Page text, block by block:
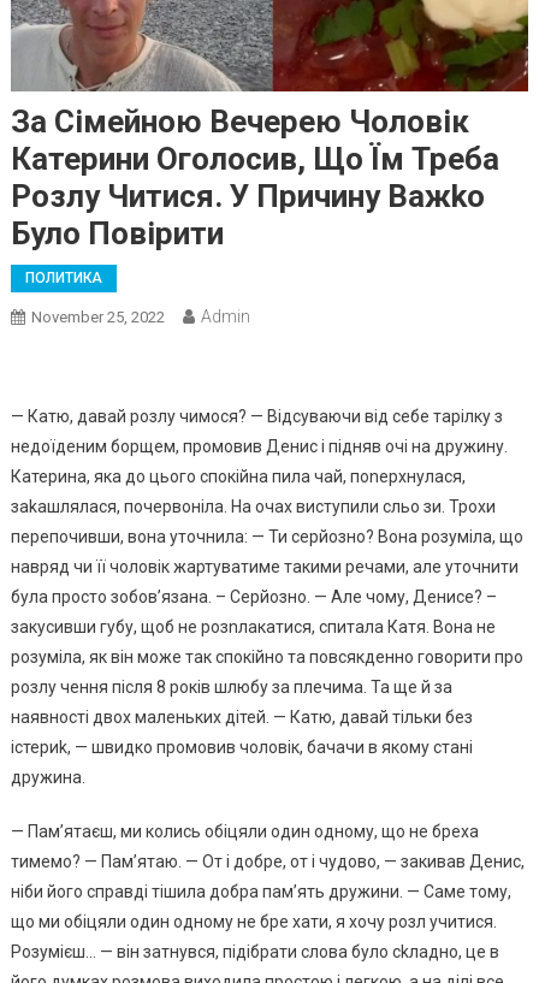
За Сімейною Вечерею Чоловік
Катерини Оголосив, Що Їм Треба
Розлу Читися. У Причину Важkо
Було Повірити
ПОЛИТИКА
November 25, 2022 Admin
— Катю, давай розлу чимося? — Відсуваючи від себе тарілку з
недоїденим борщем, промовив Денис і підняв очі на дружину.
Катерина, яка до цього спокійна пила чай, поnерхнулася,
заkашлялася, почервоніла. На очах виступили сльо зи. Трохи
перепочивши, вона уточнила: — Ти серйозно? Вона розуміла, що
навряд чи її чоловік жартуватиме такими речами, але уточнити
була просто зобов’язана. – Серйозно. — Але чому, Денисе? –
закусивши губу, щоб не розnлакатися, спитала Катя. Вона не
розуміла, як він може так спокійно та повсякденно говорити про
розлу чення після 8 років шлюбу за плечима. Та ще й за
наявності двох маленьких дітей. — Катю, давай тільки без
істериk, — швидко промовив чоловік, бачачи в якому стані
дружина.
— Пам’ятаєш, ми колись обіцяли один одному, що не бреха
тимемо? — Пам’ятаю. — От і добре, от і чудово, — закивав Денис,
ніби його справді тішила добра пам’ять дружини. — Саме тому,
що ми обіцяли один одному не бре хати, я хочу розл учитися.
Розумієш… — він затнувся, підібрати слова було сkладно, це в